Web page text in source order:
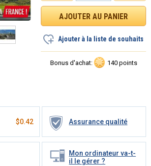
$0.42 Assurance qualité
Mon ordinateur va-t-
il le gérer ?
Ajouter à la liste de souhaits
Bonus d'achat: 140 points